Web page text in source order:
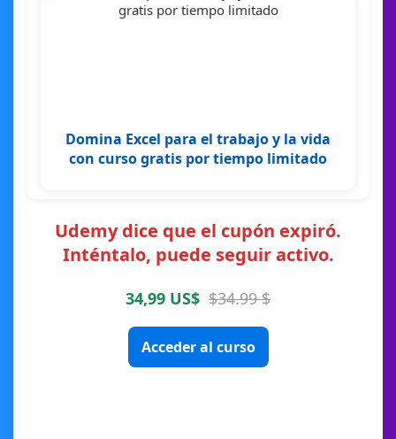
Domina Excel para el trabajo y la vida
con curso gratis por tiempo limitado
Udemy dice que el cupón expiró.
Inténtalo, puede seguir activo.
34,99 US$ $34.99 $
Acceder al curso